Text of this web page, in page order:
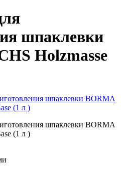
шпаклевки
Holzmasse